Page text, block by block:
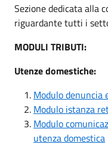
Sezione dedicata alla
riguardante tutti i
MODULI TRIBUTI:
Utenze domestiche:
Modulo denuncia
Modulo istanza
Modulo
utenza domestica